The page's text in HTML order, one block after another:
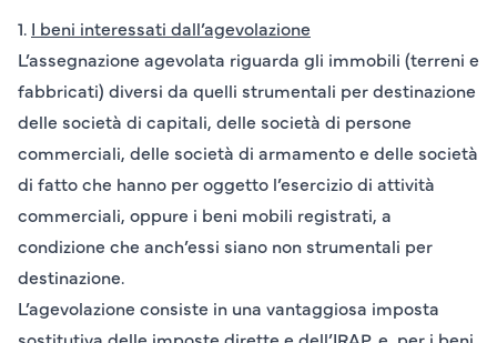
1. I beni interessati dall’agevolazione
L’assegnazione agevolata riguarda gli immobili (terreni e
fabbricati) diversi da quelli strumentali per destinazione
delle società di capitali, delle società di persone
commerciali, delle società di armamento e delle società
di fatto che hanno per oggetto l’esercizio di attività
commerciali, oppure i beni mobili registrati, a
condizione che anch’essi siano non strumentali per
destinazione.
L’agevolazione consiste in una vantaggiosa imposta